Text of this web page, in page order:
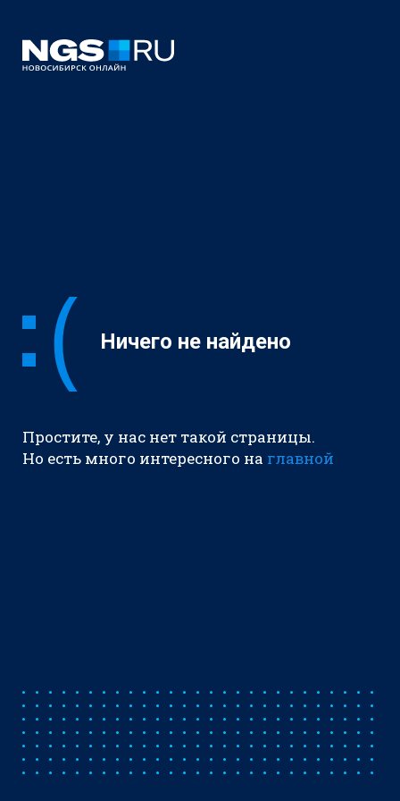
Ничего не найдено
Простите, у нас нет такой страницы.
Но есть много интересного на главной